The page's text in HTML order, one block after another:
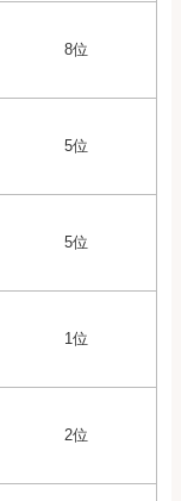
8位
5位
5位
1位
2位